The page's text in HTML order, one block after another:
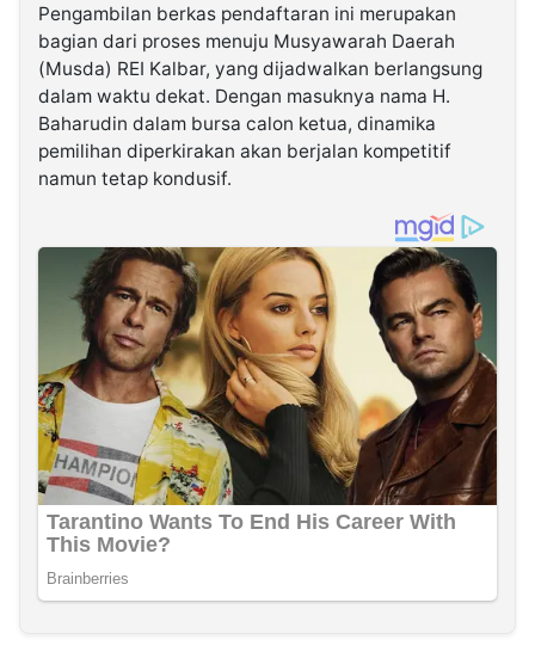
Pengambilan berkas pendaftaran ini merupakan
bagian dari proses menuju Musyawarah Daerah
(Musda) REI Kalbar, yang dijadwalkan berlangsung
dalam waktu dekat. Dengan masuknya nama H.
Baharudin dalam bursa calon ketua, dinamika
pemilihan diperkirakan akan berjalan kompetitif
namun tetap kondusif.